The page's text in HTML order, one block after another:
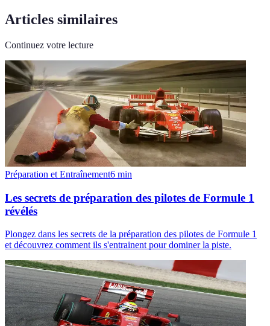
Articles similaires
Continuez votre lecture
Préparation et Entraînement6 min
Les secrets de préparation des pilotes de Formule 1
révélés
Plongez dans les secrets de la préparation des pilotes de Formule 1
et découvrez comment ils s'entrainent pour dominer la piste.